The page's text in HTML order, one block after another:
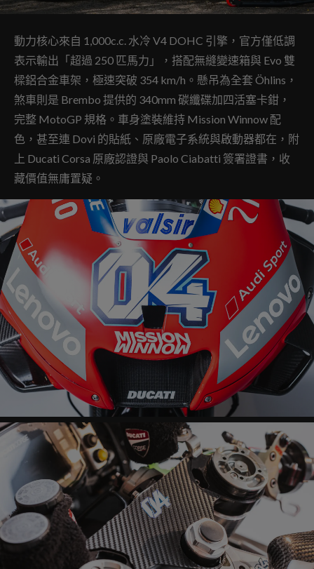
動力核心來自 1,000c.c. 水冷 V4 DOHC 引擎，官方僅低調
表示輸出「超過 250 匹馬力」，搭配無縫變速箱與 Evo 雙
樑鋁合金車架，極速突破 354 km/h。懸吊為全套 Öhlins，
煞車則是 Brembo 提供的 340mm 碳纖碟加四活塞卡鉗，
完整 MotoGP 規格。車身塗裝維持 Mission Winnow 配
色，甚至連 Dovi 的貼紙、原廠電子系統與啟動器都在，附
上 Ducati Corsa 原廠認證與 Paolo Ciabatti 簽署證書，收
藏價值無庸置疑。